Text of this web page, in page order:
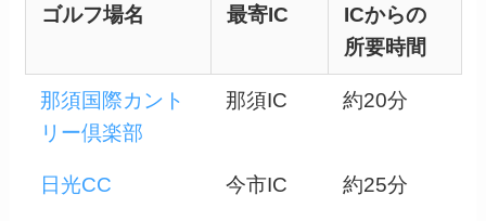
ゴルフ場名 最寄IC
ICからの
所要時間
那須国際カント
リー倶楽部
那須IC 約20分
日光CC 今市IC 約25分